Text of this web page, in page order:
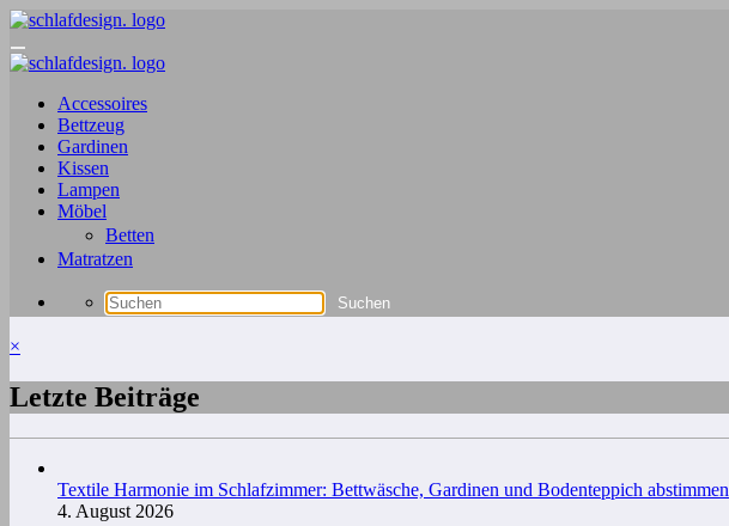
Zum
springen
Accessoires
Bettzeug
Gardinen
Kissen
Lampen
Möbel
Betten
Matratzen
×
Letzte Beiträge
Textile Harmonie im Schlafzimmer: Bettwäsche, Gardinen und Bodenteppich abstimmen
4. August 2026